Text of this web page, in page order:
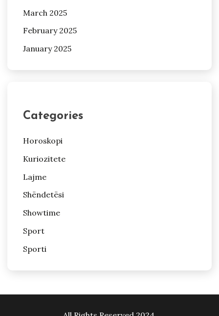
March 2025
February 2025
January 2025
Categories
Horoskopi
Kuriozitete
Lajme
Shëndetësi
Showtime
Sport
Sporti